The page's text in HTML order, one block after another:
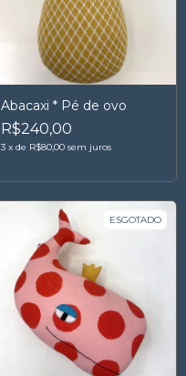
Abacaxi * Pé de ovo
R$240,00
3 x de R$80,00 sem juros
ESGOTADO